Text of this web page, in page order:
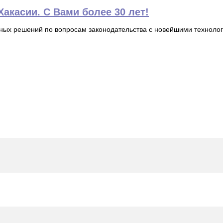
С Вами более 30 лет!
решений по вопросам законодательства с новейшими